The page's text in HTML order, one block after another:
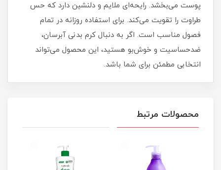
پوست می‌بخشد. رایحه‌ای ملایم و دلنشین دارد که حس
طراوت را تقویت می‌کند. برای استفاده روزانه در تمام
فصول مناسب است. اگر به دنبال کرم بدنی آبرسان،
ضدحساسیت و خوش‌بو هستید، این محصول می‌تواند
انتخابی مطمئن برای شما باشد.
محصولات مرتبط